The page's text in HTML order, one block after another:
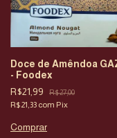
Doce de Amêndoa
- Foodex
R$21,99
R$27,00
R$21,33 com Pix